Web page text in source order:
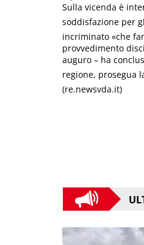
Sulla vicenda è
soddisfazione per
incriminato «che
provvedimento
auguro – ha
regione, prosegua
(re.newsvda.it)